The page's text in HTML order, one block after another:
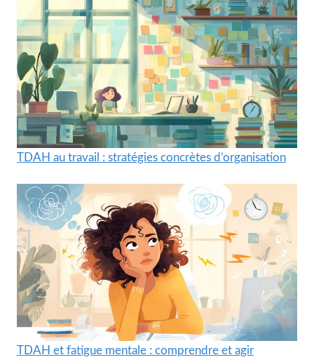
TDAH au travail : stratégies concrètes d’organisation
TDAH et fatigue mentale : comprendre et agir